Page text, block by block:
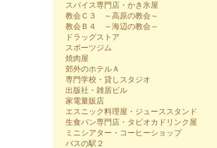
スパイス専門店・かき氷屋
教会Ｃ３ ～高原の教会～
教会Ｂ４ ～海辺の教会～
ドラッグストア
スポーツジム
焼肉屋
郊外のホテルＡ
専門学校・貸しスタジオ
出版社・雑居ビル
家電量販店
エスニック料理屋・ジューススタンド
生食パン専門店・タピオカドリンク屋
ミニシアター・コーヒーショップ
バスの駅２